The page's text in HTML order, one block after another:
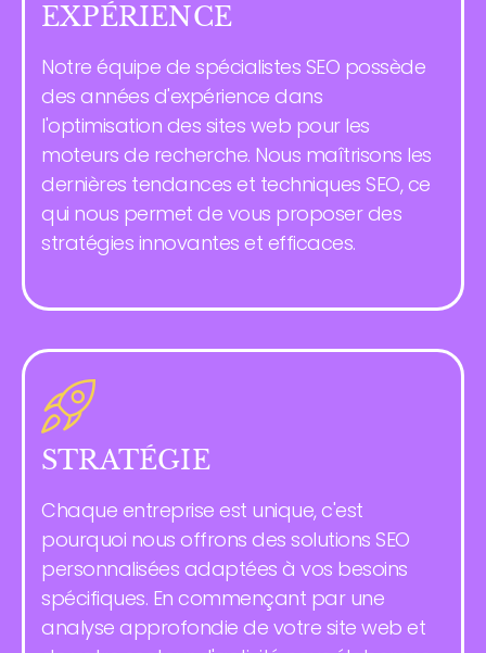
EXPÉRIENCE
Notre équipe de spécialistes SEO possède
des années d'expérience dans
l'optimisation des sites web pour les
moteurs de recherche. Nous maîtrisons les
dernières tendances et techniques SEO, ce
qui nous permet de vous proposer des
stratégies innovantes et efficaces.
STRATÉGIE
Chaque entreprise est unique, c'est
pourquoi nous offrons des solutions SEO
personnalisées adaptées à vos besoins
spécifiques. En commençant par une
analyse approfondie de votre site web et